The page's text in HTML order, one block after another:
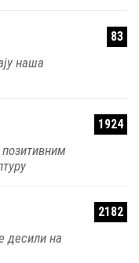
83
наша
1924
2182
десили на